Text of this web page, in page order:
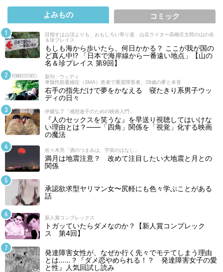
よみもの コミック
目指すは山頂よりも、おもしろい寄り道 山岳ライター高橋庄太郎の山の名
＆珍プレイス
もしも海から歩いたら、何日かかる？ ここが我が国の
ど真ん中!? 「日本で海岸線から一番遠い地点」【山の
名＆珍プレイス 第9回】
新刊 : ウッディ
脊髄性筋萎縮症（SMA）患者で重度障害者。28歳の夢と本音
右手の指先だけで夢をかなえる 寝たきり系男子ウッ
ディの日々
伊藤弘了「感想迷子のための映画入門」
『人のセックスを笑うな』を早送り視聴してはいけな
い理由とは？――「四角」関係を「視覚」化する映画
の魔法
佐々木亮「酒のつまみは、宇宙のはなし」
満月は地震注意？ 改めて注目したい大地震と月との
関係
承認欲求型ヤリマン女〜尻軽にも色々学ぶことがある
話
新人賞コンプレックス
トガッていたらダメなのか？【新人賞コンプレック
ス 第4回】
発達障害女性が、なぜか行く先々でモテてしまう理由
とは……？『ダメ恋やめられる！？ 発達障害女子の愛
と性』人気回試し読み